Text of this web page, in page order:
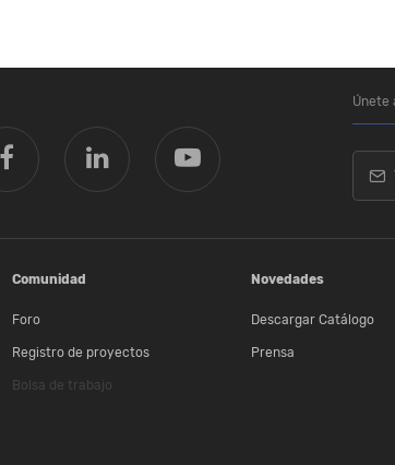
Únete
Comunidad
Foro
Registro de proyectos
Bolsa de trabajo
Novedades
Descargar Catálogo
Prensa